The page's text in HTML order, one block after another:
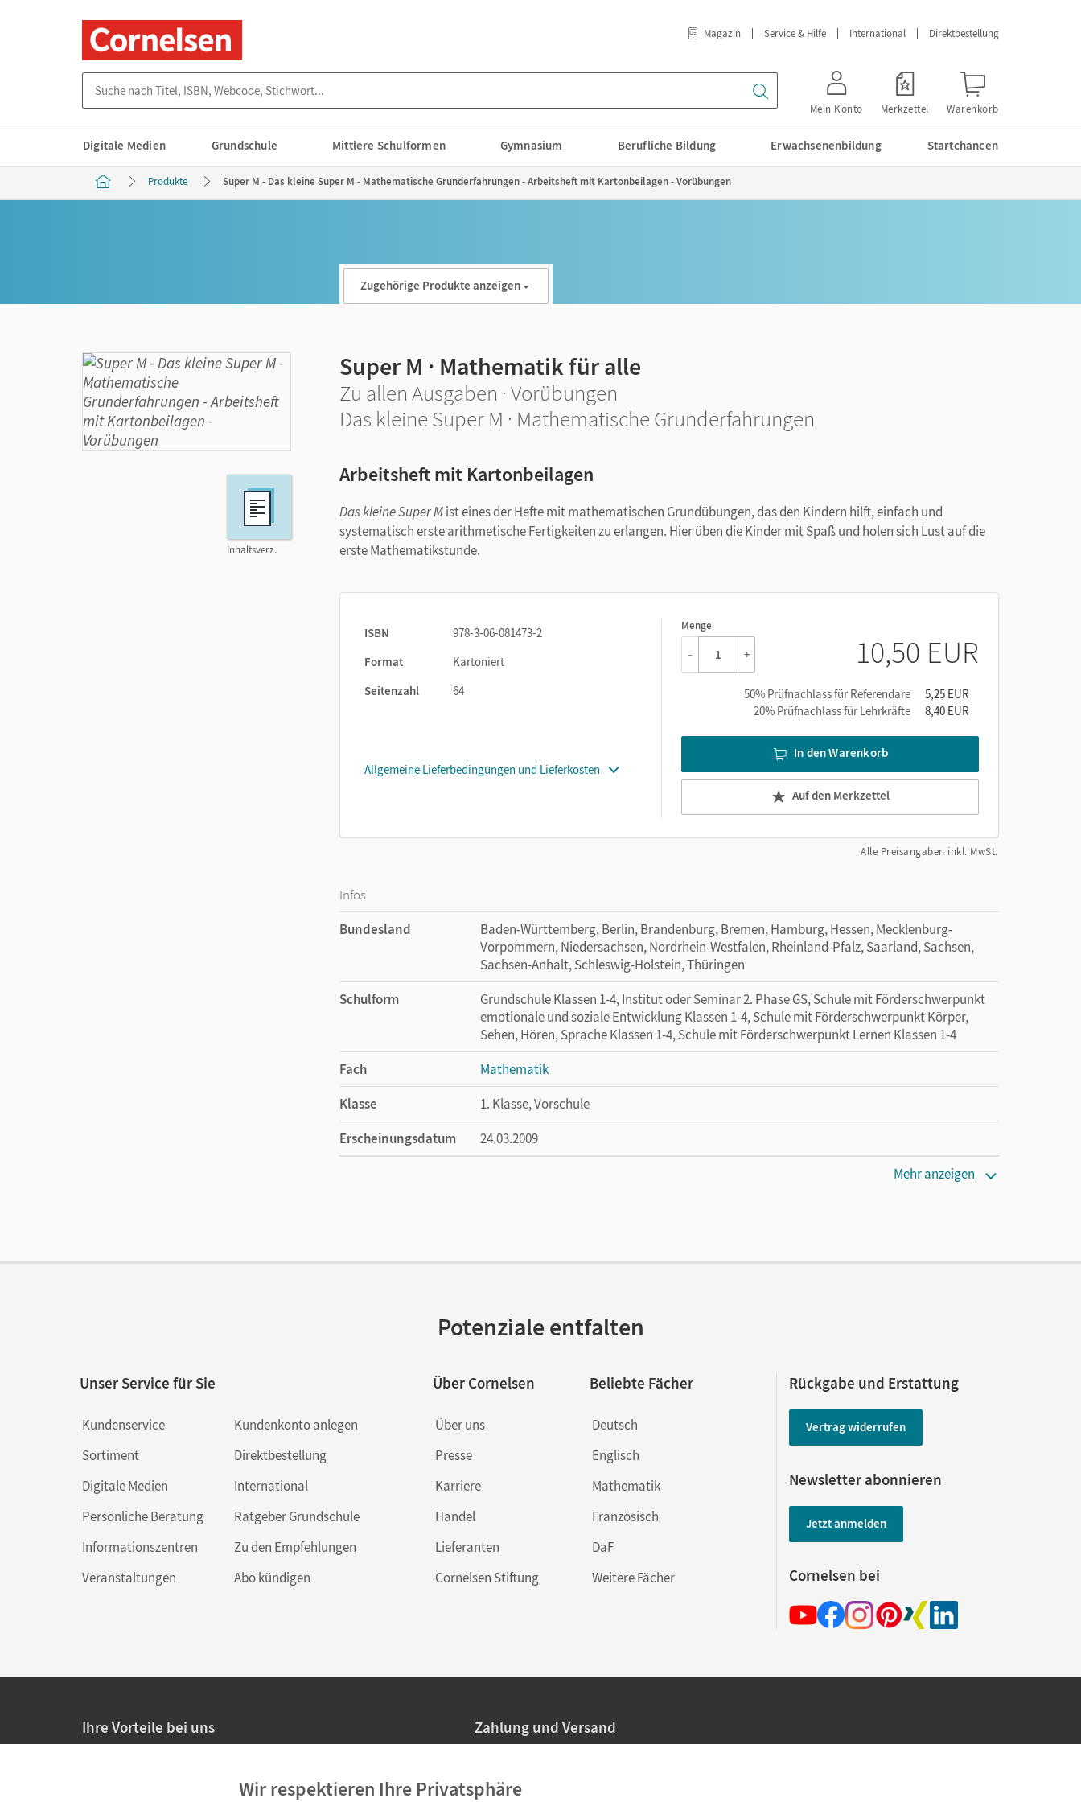
Magazin Service & Hilfe International Direktbestellung
Mein Konto Merkzettel Warenkorb
Digitale Medien Grundschule Mittlere Schulformen Gymnasium Berufliche Bildung Erwachsenenbildung Startchancen
Produkte Super M - Das kleine Super M - Mathematische Grunderfahrungen - Arbeitsheft mit Kartonbeilagen - Vorübungen
Inhaltsverz.
Zugehörige Produkte anzeigen
Super M · Mathematik für alle
Zu allen Ausgaben · Vorübungen
Das kleine Super M · Mathematische Grunderfahrungen
Arbeitsheft mit Kartonbeilagen
Das kleine Super Mist eines der Hefte mit mathematischen Grundübungen, das den Kindern hilft, einfach und
systematisch erste arithmetische Fertigkeiten zu erlangen. Hier üben die Kinder mit Spaß und holen sich Lust auf die
erste Mathematikstunde.
ISBN
978-3-06-081473-2
Format
Kartoniert
Seitenzahl
64
Allgemeine Lieferbedingungen und Lieferkosten
Menge
1
- + 10,50 EUR
50% Prüfnachlass für Referendare
5,25 EUR
20% Prüfnachlass für Lehrkräfte
8,40 EUR
In den Warenkorb
Auf den Merkzettel
Alle Preisangaben inkl. MwSt.
Infos
Bundesland
Baden-Württemberg, Berlin, Brandenburg, Bremen, Hamburg, Hessen, Mecklenburg-
Vorpommern, Niedersachsen, Nordrhein-Westfalen, Rheinland-Pfalz, Saarland, Sachsen,
Sachsen-Anhalt, Schleswig-Holstein, Thüringen
Schulform
Grundschule Klassen 1-4, Institut oder Seminar 2. Phase GS, Schule mit Förderschwerpunkt
emotionale und soziale Entwicklung Klassen 1-4, Schule mit Förderschwerpunkt Körper,
Sehen, Hören, Sprache Klassen 1-4, Schule mit Förderschwerpunkt Lernen Klassen 1-4
Fach
Mathematik
Klasse
1. Klasse, Vorschule
Erscheinungsdatum
24.03.2009
Mehr anzeigen
Potenziale entfalten
Unser Service für Sie
Kundenservice
Sortiment
Digitale Medien
Persönliche Beratung
Informationszentren
Veranstaltungen
Kundenkonto anlegen
Direktbestellung
International
Ratgeber Grundschule
Zu den Empfehlungen
Abo kündigen
Über Cornelsen
Über uns
Presse
Karriere
Handel
Lieferanten
Cornelsen Stiftung
Beliebte Fächer
Deutsch
Englisch
Mathematik
Französisch
DaF
Weitere Fächer
Rückgabe und Erstattung
Vertrag widerrufen
Newsletter abonnieren
Jetzt anmelden
Cornelsen bei
Ihre Vorteile bei uns Zahlung und Versand
Ab 59,– EUR Bestellwert liefern wir versandkostenfrei innerhalb Deutschlands
Wir respektieren Ihre Privatsphäre